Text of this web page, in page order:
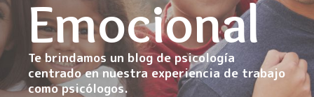
Emocional
Te brindamos un blog de psicología
centrado en nuestra experiencia de trabajo
como psicólogos.